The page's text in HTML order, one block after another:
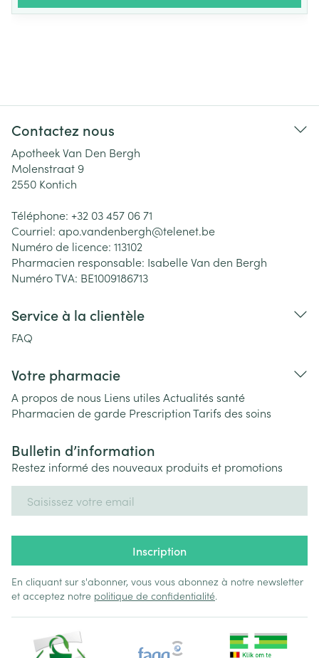
Contactez nous
Apotheek Van Den Bergh
Molenstraat 9
2550 Kontich
Téléphone: +32 03 457 06 71
Courriel: apo.vandenbergh@telenet.be
Numéro de licence: 113102
Pharmacien responsable: Isabelle Van den Bergh
Numéro TVA: BE1009186713
Service à la clientèle
FAQ
Votre pharmacie
A propos de nous Liens utiles Actualités santé
Pharmacien de garde PrescriptionTarifs des soins
Bulletin d’information
Restez informé des nouveaux produits et promotions
Inscription
En cliquant sur s'abonner, vous vous abonnez à notre newsletter
et acceptez notre politique de confidentialité.